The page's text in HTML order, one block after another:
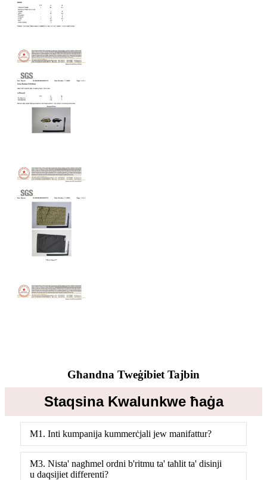
Għandna Tweġibiet Tajbin
Staqsina Kwalunkwe ħaġa
M1. Inti kumpanija kummerċjali jew manifattur?
M3. Nista' nagħmel ordni b'ritmu ta' taħlit ta' disinji
u daqsijiet differenti?